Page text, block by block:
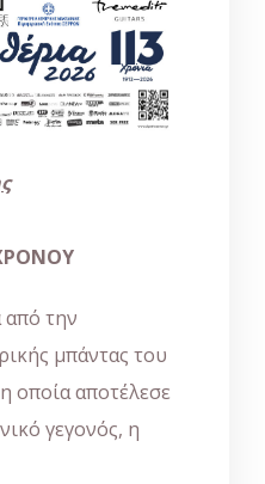
από την
μπάντας του
οποία αποτέλεσε
γεγονός, η